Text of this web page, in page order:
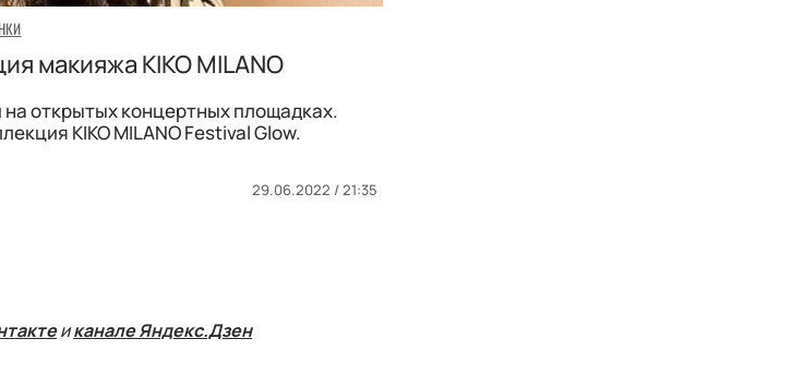
макияжа KIKO MILANO
открытых концертных площадках.
KIKO MILANO Festival Glow.
29.06.2022 / 21:35
иканале Яндекс.Дзен